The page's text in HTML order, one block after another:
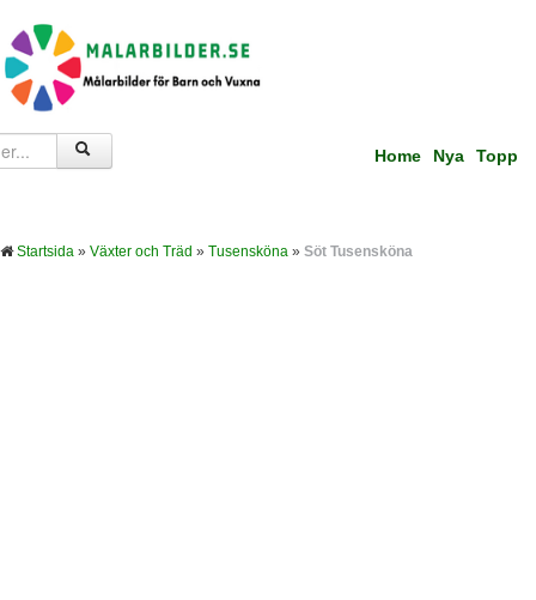
Home Nya Topp
Startsida » Växter och Träd » Tusensköna » Söt Tusensköna